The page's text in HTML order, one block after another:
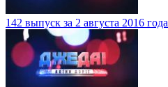
142 выпуск за 2 августа 2016 года